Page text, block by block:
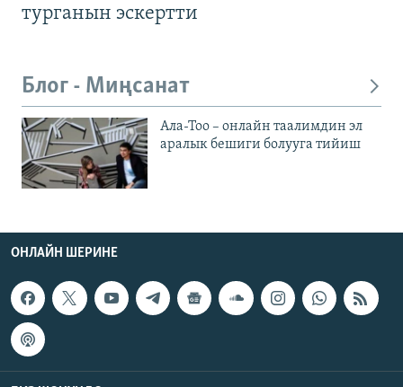
турганын эскертти
Блог - Миңсанат
Ала-Тоо – онлайн таалимдин эл
аралык бешиги болууга тийиш
ОНЛАЙН ШЕРИНЕ